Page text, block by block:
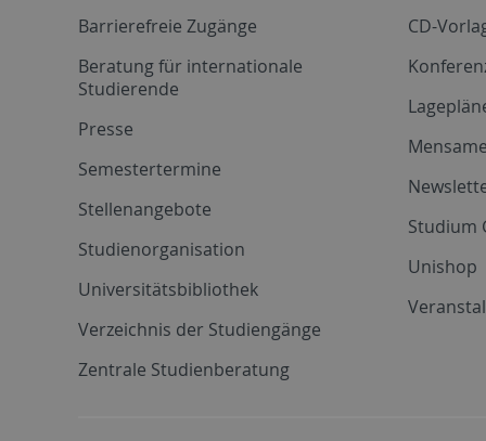
Barrierefreie Zugänge
Beratung für internationale
Studierende
Presse
Semestertermine
Stellenangebote
Studienorganisation
Universitätsbibliothek
Verzeichnis der Studiengänge
Zentrale Studienberatung
CD-
Studium
Unishop